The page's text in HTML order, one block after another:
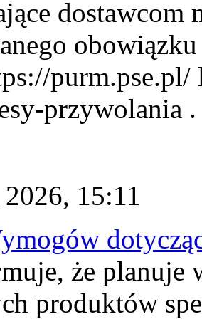
dostawcom
przywolania
15:11
że planuje
produktów